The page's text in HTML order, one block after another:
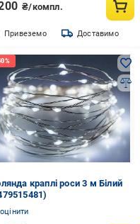
₴/компл.
Привеземо Доставимо
краплі роси 3 м Білий
оцінити